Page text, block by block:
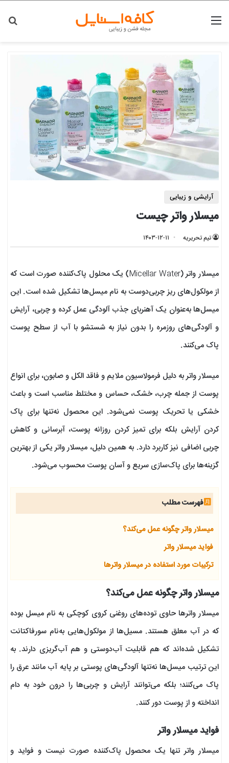
منو
آرایشی و زیبایی
میسلار واتر چیست
تیم تحریریه ۱۴۰۳-۱۲-۱۱
میسلار واتر (Micellar Water) یک محلول پاک‌کننده صورت است که
از مولکول‌های ریز چربی‌دوست به نام میسل‌ها تشکیل شده است. این
میسل‌ها به‌عنوان یک آهنربای جذب آلودگی عمل کرده و چربی، آرایش
و آلودگی‌های روزمره را بدون نیاز به شستشو با آب از سطح پوست
پاک می‌کنند.
میسلار واتر به دلیل فرمولاسیون ملایم و فاقد الکل و صابون، برای انواع
پوست از جمله چرب، خشک، حساس و مختلط مناسب است و باعث
خشکی یا تحریک پوست نمی‌شود. این محصول نه‌تنها برای پاک
کردن آرایش بلکه برای تمیز کردن روزانه پوست، آبرسانی و کاهش
چربی اضافی نیز کاربرد دارد. به همین دلیل، میسلار واتر یکی از بهترین
گزینه‌ها برای پاک‌سازی سریع و آسان پوست محسوب می‌شود.
فهرست مطلب
میسلار واتر چگونه عمل می‌کند؟
فواید میسلار واتر
ترکیبات مورد استفاده در میسلار واترها
میسلار واتر چگونه عمل می‌کند؟
میسلار واترها حاوی توده‌های روغنی کروی کوچکی به نام میسل بوده
که در آب معلق هستند. مسیل‌ها از مولکول‌هایی به‌نام سورفاکتانت
تشکیل شده‌اند که هم قابلیت آب‌دوستی و هم آب‌گریزی دارند. به
این ترتیب میسل‌ها نه‌تنها آلودگی‌های پوستی بر پایه آب مانند عرق را
پاک می‌کنند؛ بلکه می‌توانند آرایش و چربی‌ها را درون خود به دام
انداخته و از پوست دور کنند.
فواید میسلار واتر
میسلار واتر تنها یک محصول پاک‌کننده صورت نیست و فواید و